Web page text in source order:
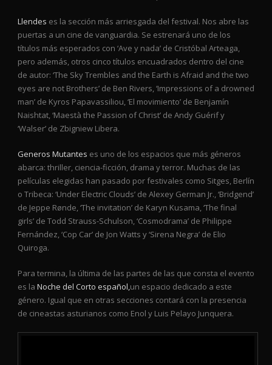
Llendes es la sección más arriesgada del festival. Nos abre las
puertas a un cine de vanguardia. Se estrenará uno de los
títulos más esperados con ‘Ave y nada’ de Cristóbal Arteaga,
pero además, otros cinco títulos encuadrados dentro del cine
de autor: ‘The Sky Trembles and the Earth is Afraid and the two
eyes are not Brothers’ de Ben Rivers, ‘Impressions of a drowned
man’ de Kyros Papavassiliou, ‘El movimiento’ de Benjamín
Naishtat, ‘Maestà the Passion of Christ’ de Andy Guérif y
‘Walser’ de Zbigniew Libera.
Generos Mutantes es uno de los espacios que más géneros
abarca: thriller, ciencia-ficción, drama y terror. Muchas de las
películas elegidas han pasado por festivales como Sitges, Berlín
o Tribeca: ‘Under Electric Clouds’ de Alexey German Jr., ‘Bridgend’
de Jeppe Rønde, ‘The invitation’ de Karyn Kusama, ‘The final
girls’ de Todd Strauss-Schulson, ‘Cosmodrama’ de Philippe
Fernández, ‘Cop Car’ de Jon Watts y ‘Sirena Negra’ de Elio
Quiroga.
Para termina, la última de las partes de las que consta el evento
es la Noche del Corto español,un espacio dedicado a este
género. Igual que en otras secciones contará con la presencia
de cineastas asturianos como Enol y Luis Pelayo Junquera.